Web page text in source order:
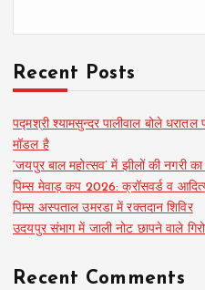
Recent Posts
पद्मश्री श्यामसुन्दर पालीवाल बोले धरातल
मॉडल है
‘जयपुर बाल महोत्सव’ में झीलों की नगरी
पिम्स मेवाड़ कप 2026: क्रॉसवर्ड व
पिम्स अस्पताल उमरडा में रक्तदान शिविर
उदयपुर संभाग में जाली नोट छापने वाले
Recent Comments